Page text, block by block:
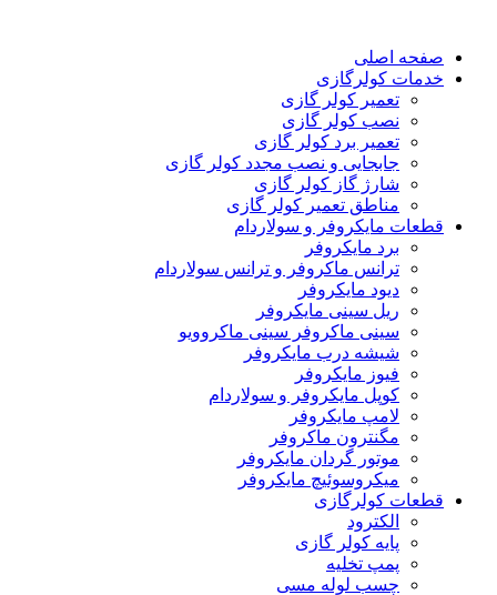
صفحه اصلی
خدمات کولرگازی
تعمیر کولر گازی
نصب کولر گازی
تعمیر برد کولر گازی
جابجایی و نصب مجدد کولر گازی
شارژ گاز کولر گازی
مناطق تعمیر کولر گازی
قطعات مایکروفر و سولاردام
برد مایکروفر
ترانس ماکروفر و ترانس سولاردام
دیود مایکروفر
ریل سینی مایکروفر
سینی ماکروفر سینی ماکروویو
شیشه درب مایکروفر
فیوز مایکروفر
کوپل مایکروفر و سولاردام
لامپ مایکروفر
مگنترون ماکروفر
موتور گردان مایکروفر
میکروسوئیچ مایکروفر
قطعات کولرگازی
الکترود
پایه کولر گازی
پمپ تخلیه
چسب لوله مسی